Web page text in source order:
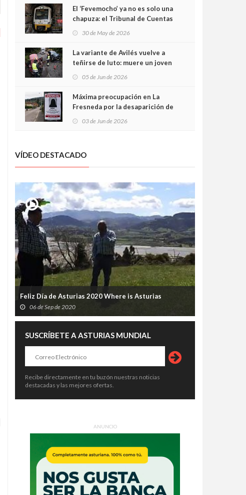
El ‘Fevemocho’ ya no es solo una
chapuza: el Tribunal de Cuentas
sobrecoste de los trenes que no
cabían por los túneles
30 de May de 2026
La variante de Avilés vuelve a
teñirse de luto: muere un joven
05 de Jun de 2026
Máxima preocupación en La
Fresneda por la desaparición de
03 de Jun de 2026
VÍDEO DESTACADO
Feliz Día de Asturias 2020 Where is Asturias
06 de Sep de 2020
SUSCRÍBETE A ASTURIAS MUNDIAL
Recibe directamente en tu buzón nuestras noticias
destacadas y las mejores ofertas.
ANUNCIO